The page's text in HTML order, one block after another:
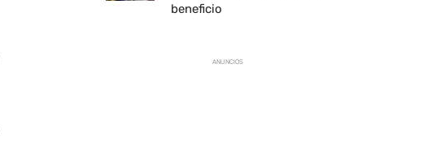
beneficio
ANUNCIOS